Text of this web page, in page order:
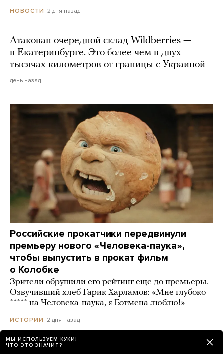
НОВОСТИ 2 дня назад
Атакован очередной склад Wildberries —
в Екатеринбурге. Это более чем в двух
тысячах километров от границы с Украиной
день назад
Российские прокатчики передвинули
премьеру нового «Человека-паука»,
чтобы выпустить в прокат фильм
о Колобке
Зрители обрушили его рейтинг еще до премьеры.
Озвучивший хлеб Гарик Харламов: «Мне глубоко
***** на Человека-паука, я Бэтмена люблю!»
ИСТОРИИ 2 дня назад
МЫ ИСПОЛЬЗУЕМ КУКИ!
ЧТО ЭТО ЗНАЧИТ?